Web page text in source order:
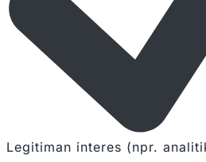
Legitiman interes (npr.